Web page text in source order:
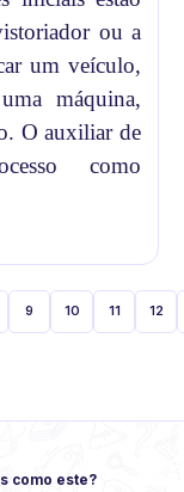
ou a
um veículo,
máquina,
O auxiliar de
como
9 10 11 12
como este?